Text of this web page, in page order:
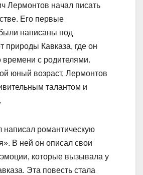
Лермонтов начал писать
Его первые
написаны под
природы Кавказа, где он
времени с родителями.
юный возраст, Лермонтов
талантом и
написал романтическую
В ней он описал свои
которые вызывала у
Эта повесть стала